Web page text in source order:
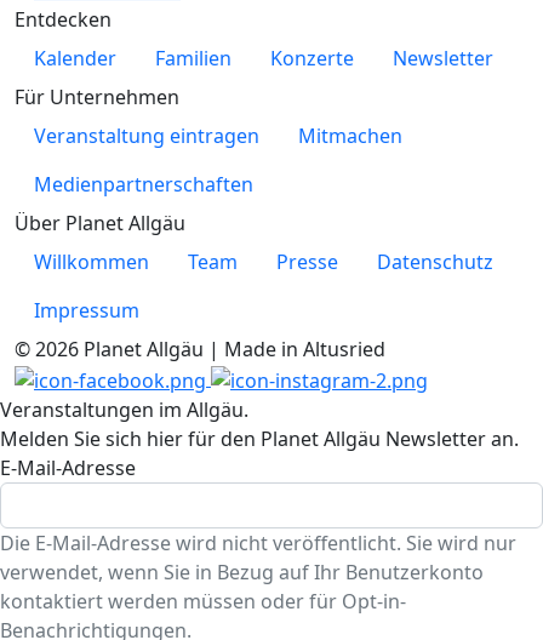
Entdecken
Kalender
Familien Konzerte
Newsletter
Für Unternehmen
Veranstaltung eintragen
Mitmachen
Medienpartnerschaften
Über Planet Allgäu
Willkommen
Team Presse
Datenschutz
Impressum
© 2026 Planet Allgäu | Made in Altusried
Veranstaltungen im Allgäu.
Melden Sie sich hier für den Planet Allgäu Newsletter an.
E-Mail-Adresse
Die E-Mail-Adresse wird nicht veröffentlicht. Sie wird nur
verwendet, wenn Sie in Bezug auf Ihr Benutzerkonto
kontaktiert werden müssen oder für Opt-in-
Benachrichtigungen.